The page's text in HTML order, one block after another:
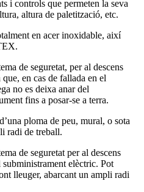
i controls que permeten la seva
altura de paletització, etc.
en acer inoxidable, així
de seguretat, per al descens
en cas de fallada en el
no es deixa anar del
fins a posar-se a terra.
ploma de peu, mural, o sota
radi de treball.
de seguretat per al descens
elèctric. Pot
lleuger, abarcant un ampli radi